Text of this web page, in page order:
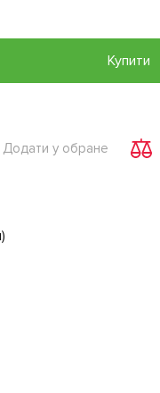
Купити
Додати у обране